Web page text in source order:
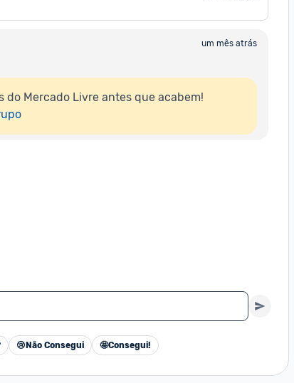
um mês atrás
do Mercado Livre antes que acabem!
😢 Não Consegui 🤩Consegui!